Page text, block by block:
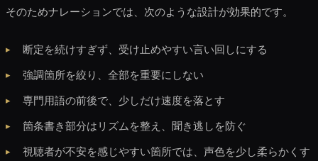
そのためナレーションでは、次のような設計が効果的です。
断定を続けすぎず、受け止めやすい言い回しにする
強調箇所を絞り、全部を重要にしない
専門用語の前後で、少しだけ速度を落とす
箇条書き部分はリズムを整え、聞き逃しを防ぐ
視聴者が不安を感じやすい箇所では、声色を少し柔らかくす